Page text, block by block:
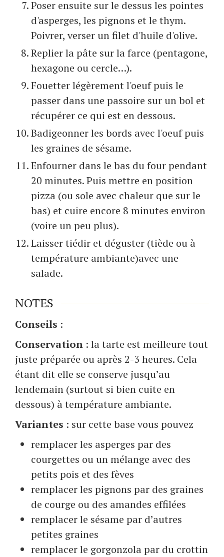
Poser ensuite sur le dessus les pointes
d'asperges, les pignons et le thym.
Poivrer, verser un filet d'huile d'olive.
Replier la pâte sur la farce (pentagone,
hexagone ou cercle…).
Fouetter légèrement l'oeuf puis le
passer dans une passoire sur un bol et
récupérer ce qui est en dessous.
Badigeonner les bords avec l'oeuf puis
les graines de sésame.
Enfourner dans le bas du four pendant
20 minutes. Puis mettre en position
pizza (ou sole avec chaleur que sur le
bas) et cuire encore 8 minutes environ
(voire un peu plus).
Laisser tiédir et déguster (tiède ou à
température ambiante)avec une
salade.
NOTES
Conseils :
Conservation : la tarte est meilleure tout
juste préparée ou après 2-3 heures. Cela
étant dit elle se conserve jusqu’au
lendemain (surtout si bien cuite en
dessous) à température ambiante.
Variantes : sur cette base vous pouvez
remplacer les asperges par des
courgettes ou un mélange avec des
petits pois et des fèves
remplacer les pignons par des graines
de courge ou des amandes effilées
remplacer le sésame par d’autres
petites graines
remplacer le gorgonzola par du crottin